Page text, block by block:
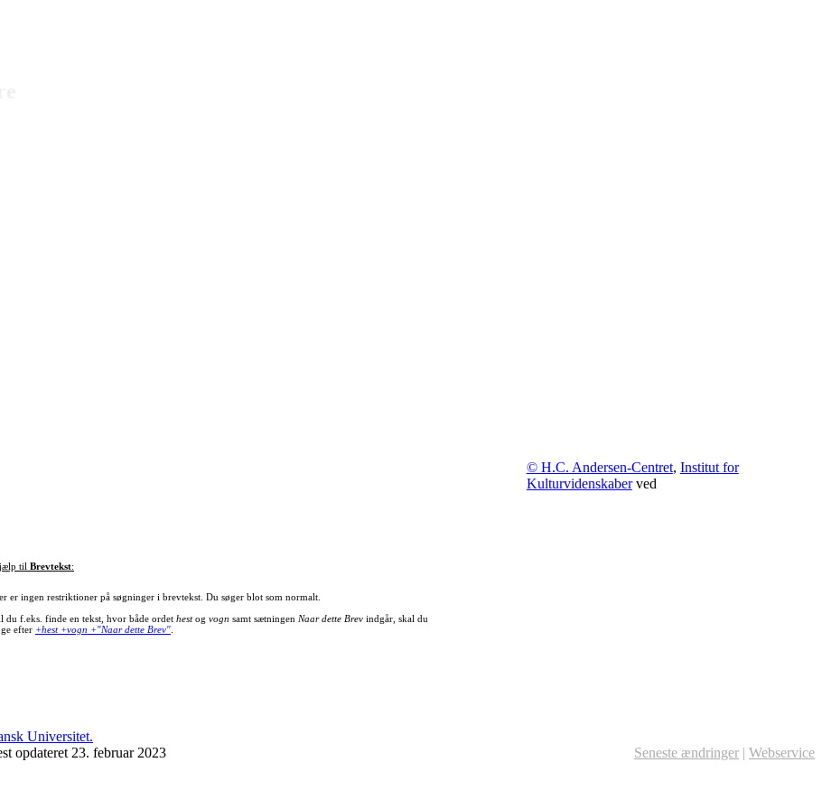
til Brevtekst:
er ingen restriktioner på søgninger i brevtekst. Du søger blot som normalt.
du f.eks. finde en tekst, hvor både ordet hestog vogn samt sætningen Naar dette Brevindgår, skal du
efter +hest +vogn +"Naar dette Brev".
© H.C. Andersen-Centret, Institut for
Kulturvidenskaberved
opdateret 23. februar 2023 Seneste ændringer | Webservice